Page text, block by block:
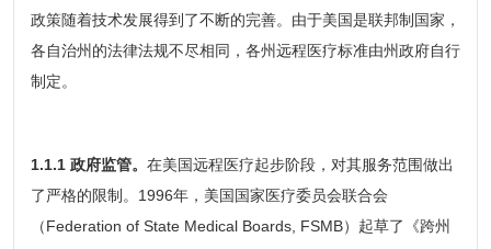
政策随着技术发展得到了不断的完善。由于美国是联邦制国家，
各自治州的法律法规不尽相同，各州远程医疗标准由州政府自行
制定。
1.1.1 政府监管。 在美国远程医疗起步阶段，对其服务范围做出
了严格的限制。1996年，美国国家医疗委员会联合会
（Federation of State Medical Boards, FSMB）起草了《跨州